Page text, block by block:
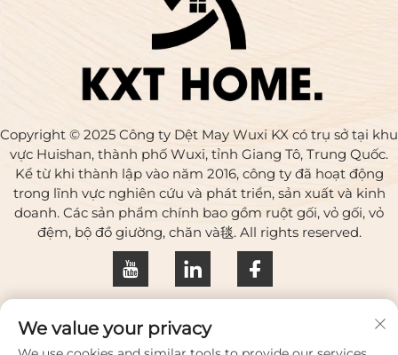
Copyright © 2025 Công ty Dệt May Wuxi KX có trụ sở tại khu
vực Huishan, thành phố Wuxi, tỉnh Giang Tô, Trung Quốc.
Kể từ khi thành lập vào năm 2016, công ty đã hoạt động
trong lĩnh vực nghiên cứu và phát triển, sản xuất và kinh
doanh. Các sản phẩm chính bao gồm ruột gối, vỏ gối, vỏ
đệm, bộ đồ giường, chăn và毯. All rights reserved.
Chính sách bảo mật
Liên hệ với chúng tôi
We value your privacy